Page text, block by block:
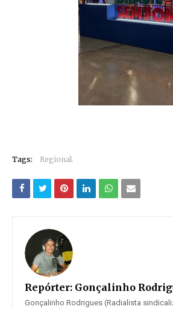
Tags: Regional.
Repórter: Gonçalinho
Gonçalinho Rodrigues (Radialista